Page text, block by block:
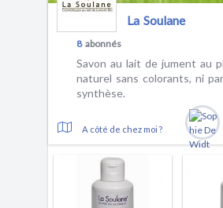
La Soulane
8abonnés
Savon au lait de jument au
naturel sans colorants, ni
synthèse.
A côté de chez moi ?